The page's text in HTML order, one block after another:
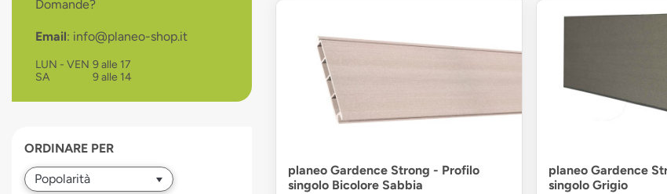
Domande?
Email: info@planeo-shop.it
LUN - VEN 9 alle 17
SA
9 alle 14
ORDINARE PER
planeo Gardence Strong - Profilo
singolo Bicolore Sabbia
planeo Gardence
singolo Grigio